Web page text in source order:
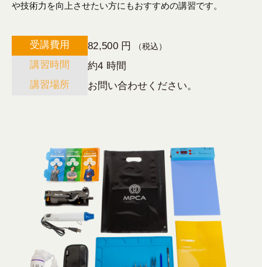
や技術力を向上させたい方にもおすすめの講習です。
受講費用 82,500 円 （税込）
講習時間 約4 時間
講習場所
お問い合わせください。